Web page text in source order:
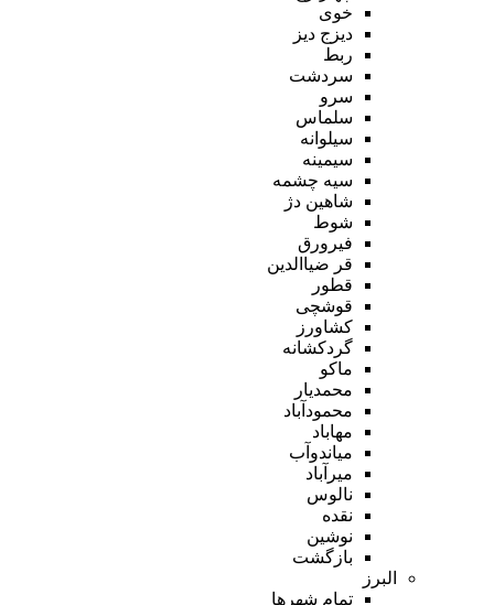
خوی
دیزج دیز
ربط
سردشت
سرو
سلماس
سیلوانه
سیمینه
سیه چشمه
شاهین دژ
شوط
فیرورق
قر ضیاالدین
قطور
قوشچی
کشاورز
گردکشانه
ماکو
محمدیار
محمودآباد
مهاباد
میاندوآب
میرآباد
نالوس
نقده
نوشین
بازگشت
البرز
تمام شهر‌ها